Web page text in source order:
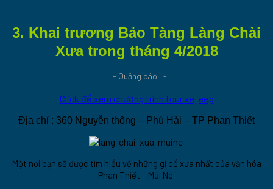
3. Khai trương Bảo Tàng Làng Chài
Xưa trong tháng 4/2018
—- Quảng cáo—-
Click để xem chương trình tour xe jeep
Địa chỉ : 360 Nguyễn thông – Phú Hài – TP Phan Thiết
Một nơi bạn sẽ được tìm hiểu về những gì cổ xưa nhất của văn hóa
Phan Thiết – Mũi Né